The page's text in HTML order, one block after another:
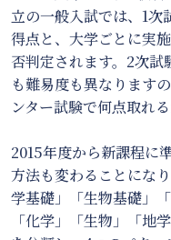
立の一般入試では、1次
得点と、大学ごとに実
否判定されます。2次
も難易度も異なります
ンター試験で何点取れ
2015年度から新課程に
方法も変わることにな
学基礎」「生物基礎」
「化学」「生物」「地